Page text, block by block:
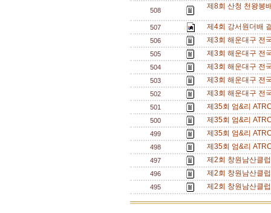
508 제8회 산청 천왕봉
507 제4회 강서원더배
506 제3회 해운대구 전
505 제3회 해운대구 전
504 제3회 해운대구 전
503 제3회 해운대구 전
502 제3회 해운대구 전
501 제35회 엄&리
500 제35회 엄&리
499 제35회 엄&리
498 제35회 엄&리
497 제2회 창원남산클
496 제2회 창원남산클
495 제2회 창원남산클